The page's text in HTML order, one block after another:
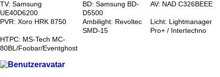
TV: Samsung
UE40D6200
BD: Samsung BD-
D5500
AV: NAD C326BEEE
PVR: Xoro HRK 8750
Ambilight: Revoltec
SMD-15
Licht: Lightmanager
Pro+ / Intertechno
HTPC: MS-Tech MC-
80BL/Foobar/Eventghost